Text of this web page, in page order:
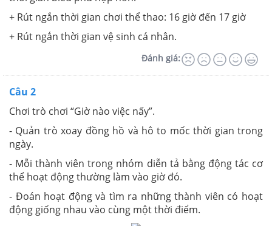
+ Rút ngắn thời gian chơi thể thao: 16 giờ đến 17 giờ
+ Rút ngắn thời gian vệ sinh cá nhân.
Đánh giá:
Câu 2
Chơi trò chơi “Giờ nào việc nấy”.
- Quản trò xoay đồng hồ và hô to mốc thời gian trong
ngày.
- Mỗi thành viên trong nhóm diễn tả bằng động tác cơ
thể hoạt động thường làm vào giờ đó.
- Đoán hoạt động và tìm ra những thành viên có hoạt
động giống nhau vào cùng một thời điểm.